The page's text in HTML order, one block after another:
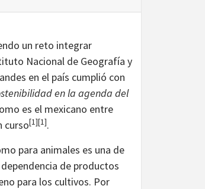
un reto integrar
Nacional de Geografía y
en el país cumplió con
en la agenda del
es el mexicano entre
curso[1][1].
para animales es una de
de productos
para los cultivos. Por